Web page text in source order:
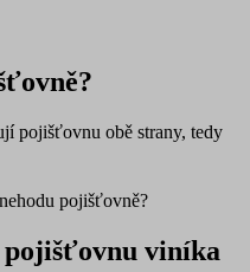
pojišťovnu obě strany, tedy
pojišťovně?
viníka